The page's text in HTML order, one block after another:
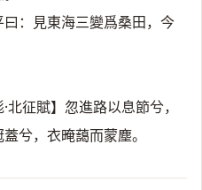
：見東海三變爲桑田，今
征賦】忽進路以息節兮，
兮，衣晻藹而蒙塵。